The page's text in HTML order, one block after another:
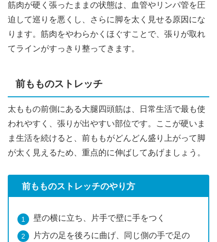
筋肉が硬く張ったままの状態は、血管やリンパ管を圧
迫して巡りを悪くし、さらに脚を太く見せる原因にな
ります。筋肉をやわらかくほぐすことで、張りが取れ
てラインがすっきり整ってきます。
前もものストレッチ
太ももの前側にある大腿四頭筋は、日常生活で最も使
われやすく、張りが出やすい部位です。ここが硬いま
ま生活を続けると、前ももがどんどん盛り上がって脚
が太く見えるため、重点的に伸ばしてあげましょう。
前もものストレッチのやり方
壁の横に立ち、片手で壁に手をつく
片方の足を後ろに曲げ、同じ側の手で足の